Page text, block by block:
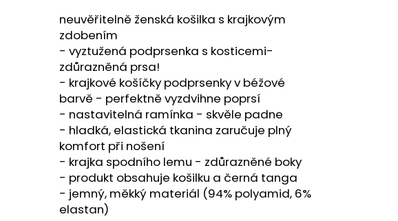
neuvěřitelně ženská košilka s krajkovým
zdobením
- vyztužená podprsenka s kosticemi-
zdůrazněná prsa!
- krajkové košíčky podprsenky v béžové
barvě - perfektně vyzdvihne poprsí
- nastavitelná ramínka - skvěle padne
- hladká, elastická tkanina zaručuje plný
komfort při nošení
- krajka spodního lemu - zdůrazněné boky
- produkt obsahuje košilku a černá tanga
- jemný, měkký materiál (94% polyamid, 6%
elastan)